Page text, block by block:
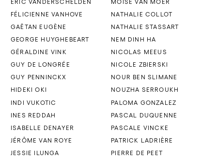
ERIC VANDERSCHELDEN
FÉLICIENNE VANHOVE
GAËTAN EUGÈNE
GEORGE HUYGHEBEART
GÉRALDINE VINK
GUY DE LONGRÉE
GUY PENNINCKX
HIDEKI OKI
INDI VUKOTIC
INES REDDAH
ISABELLE DENAYER
JÉRÔME VAN ROYE
JESSIE ILUNGA
MOÏSE VAN MOER
NATHALIE COLLOT
NATHALIE STASSART
NEM DINH HA
NICOLAS MEEUS
NICOLE ZBIERSKI
NOUR BEN SLIMANE
NOUZHA SERROUKH
PALOMA GONZALEZ
PASCAL DUQUENNE
PASCALE VINCKE
PATRICK LADRIÈRE
PIERRE DE PEET